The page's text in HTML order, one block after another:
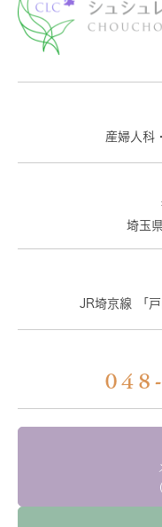
産婦人科
埼玉
JR埼京線 「